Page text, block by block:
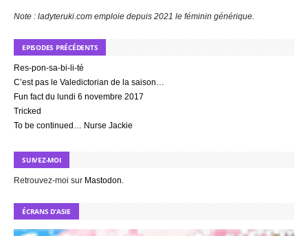
Note : ladyteruki.com emploie depuis 2021 le féminin générique.
EPISODES PRÉCÉDENTS
Res-pon-sa-bi-li-té
C’est pas le Valedictorian de la saison…
Fun fact du lundi 6 novembre 2017
Tricked
To be continued… Nurse Jackie
SUIVEZ-MOI
Retrouvez-moi sur Mastodon
ÉCRANS D’ASIE